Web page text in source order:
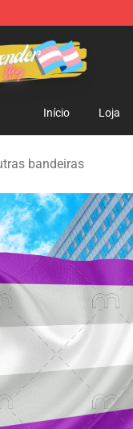
Transgender Flag Shop
Início Loja
bandeiras